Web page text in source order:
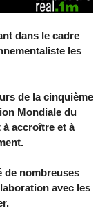
dans le cadre
les
de la cinquième
Mondiale du
accroître et à
de nombreuses
avec les